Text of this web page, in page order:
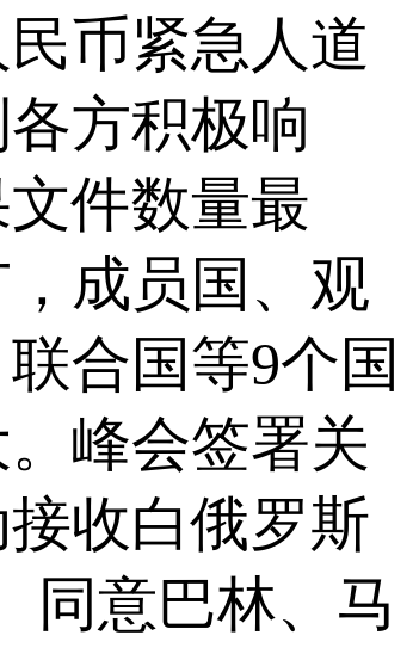
币紧急人道
方积极响
件数量最
成员国、观
合国等9个国
峰会签署关
收白俄罗斯
同意巴林、马